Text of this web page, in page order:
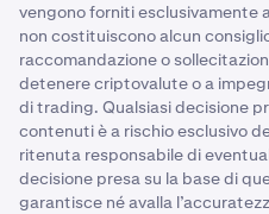
vengono forniti esclusivamente
non costituiscono alcun
raccomandazione o
detenere criptovalute o a
di trading. Qualsiasi decisione
contenuti è a rischio esclusivo
ritenuta responsabile di
decisione presa su la base di
garantisce né avalla